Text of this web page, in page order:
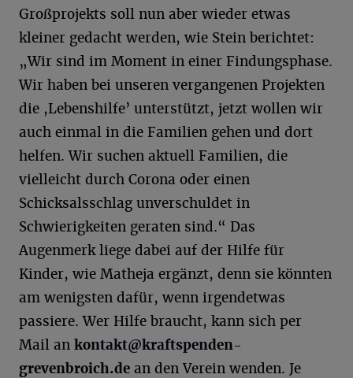
Großprojekts soll nun aber wieder etwas
kleiner gedacht werden, wie Stein berichtet:
„Wir sind im Moment in einer Findungsphase.
Wir haben bei unseren vergangenen Projekten
die ,Lebenshilfe’ unterstützt, jetzt wollen wir
auch einmal in die Familien gehen und dort
helfen. Wir suchen aktuell Familien, die
vielleicht durch Corona oder einen
Schicksalsschlag unverschuldet in
Schwierigkeiten geraten sind.“ Das
Augenmerk liege dabei auf der Hilfe für
Kinder, wie Matheja ergänzt, denn sie könnten
am wenigsten dafür, wenn irgendetwas
passiere. Wer Hilfe braucht, kann sich per
Mail an kontakt@kraftspenden-
grevenbroich.de an den Verein wenden. Je